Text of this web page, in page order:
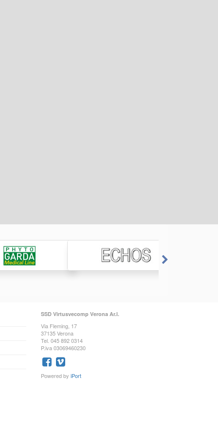
SSD Virtusvecomp Verona Ar.l.
Via Fleming, 17
37135 Verona
Tel. 045 892 0314
P.iva 03069460230
Powered by iPort